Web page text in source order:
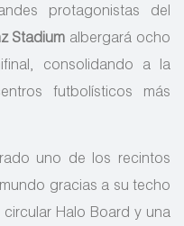
protagonistas del
Stadium albergará ocho
consolidando a la
futbolísticos más
uno de los recintos
gracias a su techo
Halo Board y una